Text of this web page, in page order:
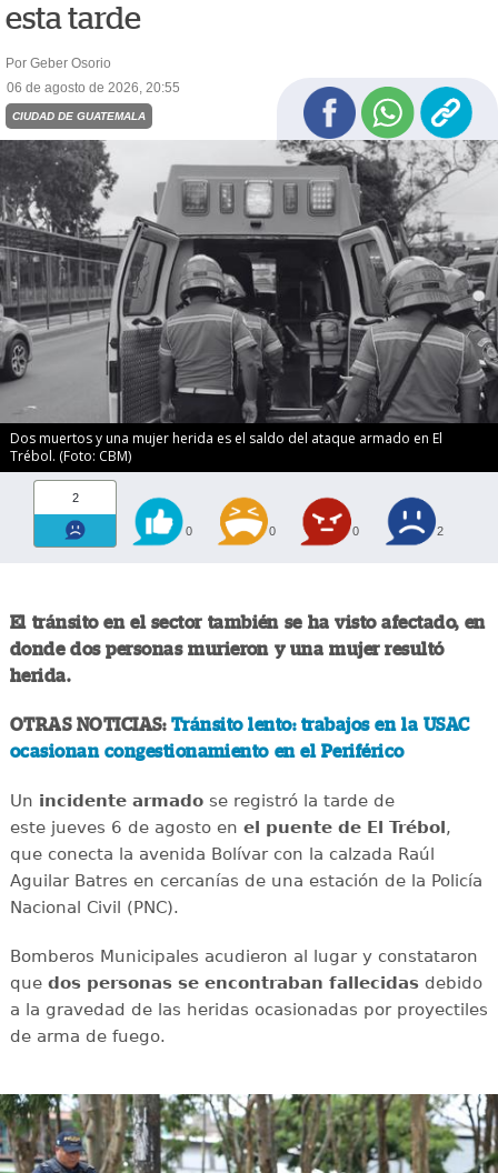
esta tarde
Por Geber Osorio
06 de agosto de 2026, 20:55
CIUDAD DE GUATEMALA
Dos muertos y una mujer herida es el saldo del ataque armado en El
Trébol. (Foto: CBM)
2
0 0 0 2
El tránsito en el sector también se ha visto afectado, en
donde dos personas murieron y una mujer resultó
herida.
OTRAS NOTICIAS: Tránsito lento: trabajos en la USAC
ocasionan congestionamiento en el Periférico
Un incidente armadose registró la tarde de
este jueves 6 de agosto en el puente de El Trébol,
que conecta la avenida Bolívar con la calzada Raúl
Aguilar Batres en cercanías de una estación de la Policía
Nacional Civil (PNC).
Bomberos Municipales acudieron al lugar y constataron
que dos personas se encontraban fallecidasdebido
a la gravedad de las heridas ocasionadas por proyectiles
de arma de fuego.